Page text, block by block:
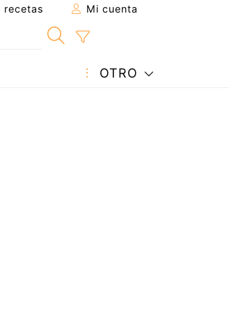
recetas Mi cuenta
OTRO
foto de esta receta